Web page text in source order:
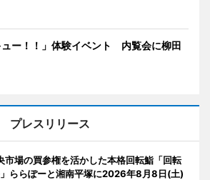
ー！！」体験イベント 内覧会に柳田
プレスリリース
市場の買参権を活かした本格回転鮨「回転
ららぽーと湘南平塚に2026年8月8日(土)